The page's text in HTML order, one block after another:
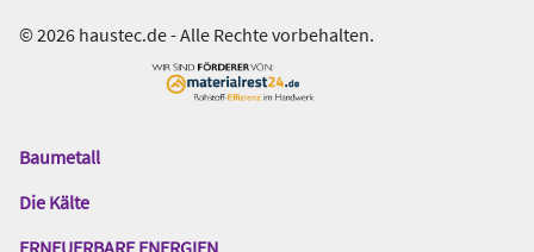
© 2026 haustec.de - Alle Rechte vorbehalten.
Das
Gentner
Baumetall
Die Kälte
ERNEUERBARE ENERGIEN